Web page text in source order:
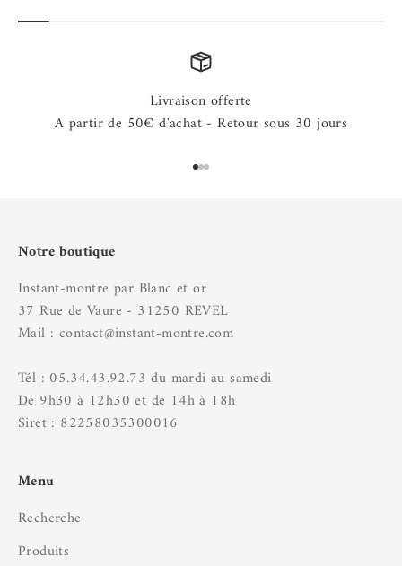
Livraison offerte
A partir de 50€ d'achat - Retour sous 30 jours
Aller à l'élément 1
Aller à l'élément 2
Aller à l'élément 3
Notre boutique
Instant-montre par Blanc et or
37 Rue de Vaure - 31250 REVEL
Mail : contact@instant-montre.com
Tél : 05.34.43.92.73 du mardi au samedi
De 9h30 à 12h30 et de 14h à 18h
Siret : 82258035300016
Menu
Recherche
Produits